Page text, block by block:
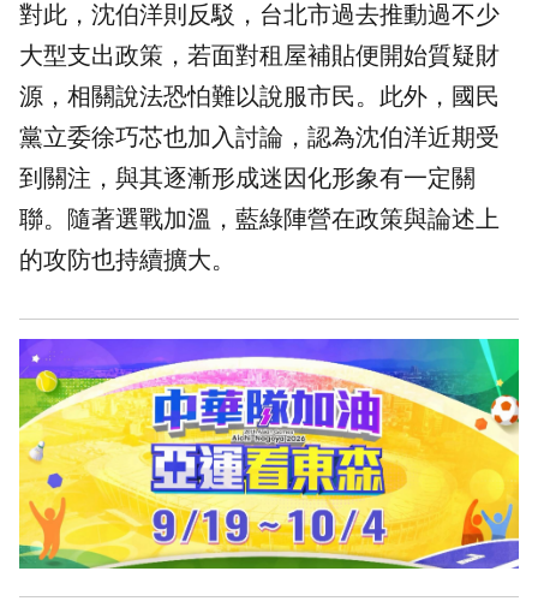
對此，沈伯洋則反駁，台北市過去推動過不少
大型支出政策，若面對租屋補貼便開始質疑財
源，相關說法恐怕難以說服市民。此外，國民
黨立委徐巧芯也加入討論，認為沈伯洋近期受
到關注，與其逐漸形成迷因化形象有一定關
聯。隨著選戰加溫，藍綠陣營在政策與論述上
的攻防也持續擴大。